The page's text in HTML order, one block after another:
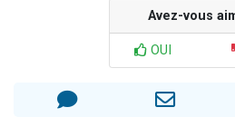
Avez-vous
OUI